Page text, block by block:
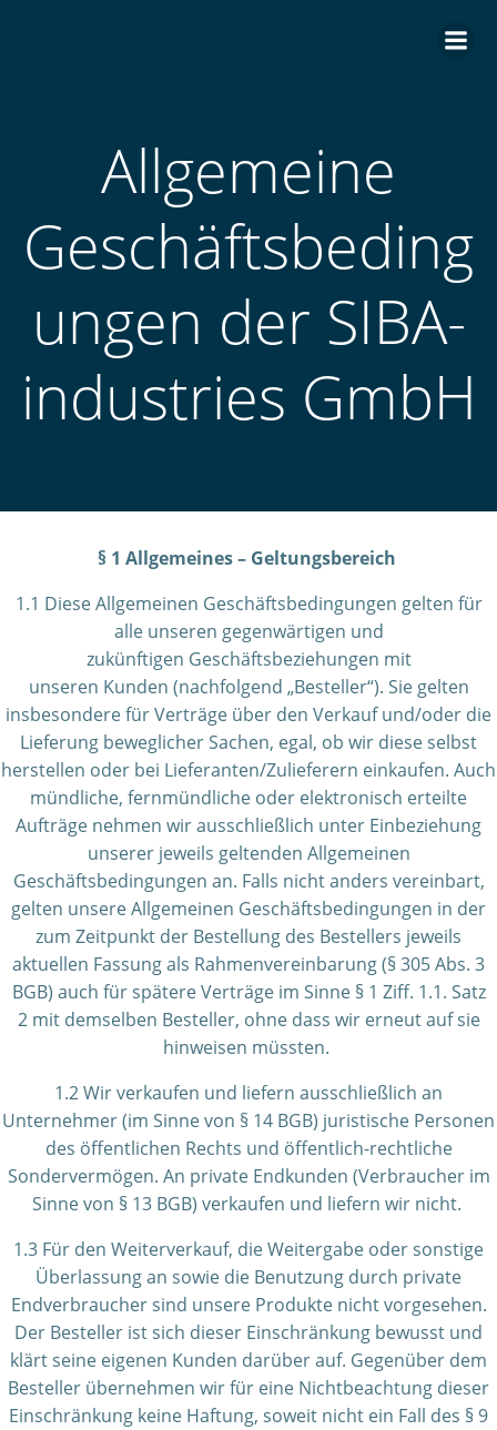
Allgemeine
Geschäftsbeding
ungen der SIBA-
industries GmbH
§ 1 Allgemeines – Geltungsbereich
1.1 Diese Allgemeinen Geschäftsbedingungen gelten für
alle unseren gegenwärtigen und
zukünftigen Geschäftsbeziehungen mit
unseren Kunden (nachfolgend „Besteller“). Sie gelten
insbesondere für Verträge über den Verkauf und/oder die
Lieferung beweglicher Sachen, egal, ob wir diese selbst
herstellen oder bei Lieferanten/Zulieferern einkaufen. Auch
mündliche, fernmündliche oder elektronisch erteilte
Aufträge nehmen wir ausschließlich unter Einbeziehung
unserer jeweils geltenden Allgemeinen
Geschäftsbedingungen an. Falls nicht anders vereinbart,
gelten unsere Allgemeinen Geschäftsbedingungen in der
zum Zeitpunkt der Bestellung des Bestellers jeweils
aktuellen Fassung als Rahmenvereinbarung (§ 305 Abs. 3
BGB) auch für spätere Verträge im Sinne § 1 Ziff. 1.1. Satz
2 mit demselben Besteller, ohne dass wir erneut auf sie
hinweisen müssten.
1.2 Wir verkaufen und liefern ausschließlich an
Unternehmer (im Sinne von § 14 BGB) juristische Personen
des öffentlichen Rechts und öffentlich-rechtliche
Sondervermögen. An private Endkunden (Verbraucher im
Sinne von § 13 BGB) verkaufen und liefern wir nicht.
1.3 Für den Weiterverkauf, die Weitergabe oder sonstige
Überlassung an sowie die Benutzung durch private
Endverbraucher sind unsere Produkte nicht vorgesehen.
Der Besteller ist sich dieser Einschränkung bewusst und
klärt seine eigenen Kunden darüber auf. Gegenüber dem
Besteller übernehmen wir für eine Nichtbeachtung dieser
Einschränkung keine Haftung, soweit nicht ein Fall des § 9